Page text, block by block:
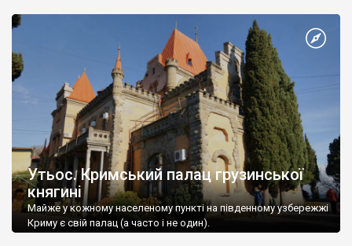
Утьос. Кримський палац грузинської
княгині
Майже у кожному населеному пункті на південному узбережжі
Криму є свій палац (а часто і не один).